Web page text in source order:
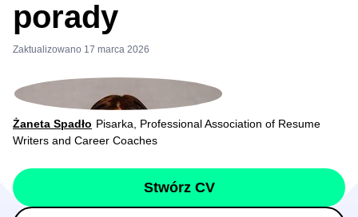
porady
Zaktualizowano 17 marca 2026
Żaneta Spadło Pisarka, Professional Association of Resume
Writers and Career Coaches
Stwórz CV